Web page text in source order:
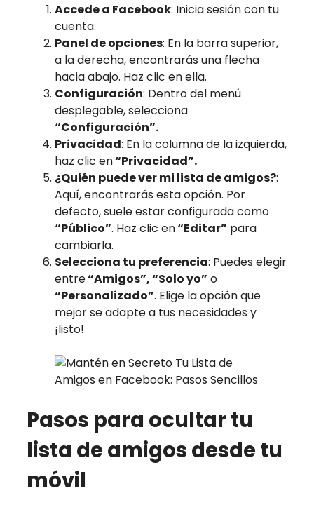
Accede a Facebook: Inicia sesión con tu
cuenta.
Panel de opciones: En la barra superior,
a la derecha, encontrarás una flecha
hacia abajo. Haz clic en ella.
Configuración: Dentro del menú
desplegable, selecciona
“Configuración”.
Privacidad: En la columna de la izquierda,
haz clic en“Privacidad”.
¿Quién puede ver mi lista de amigos?:
Aquí, encontrarás esta opción. Por
defecto, suele estar configurada como
“Público”. Haz clic en“Editar” para
cambiarla.
Selecciona tu preferencia: Puedes elegir
entre“Amigos”, “Solo yo” o
“Personalizado”. Elige la opción que
mejor se adapte a tus necesidades y
¡listo!
Pasos para ocultar tu
lista de amigos desde tu
móvil